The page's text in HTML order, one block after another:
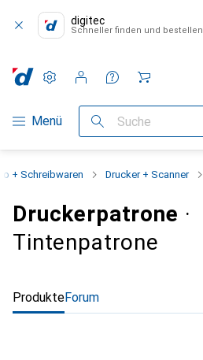
digitec
Schneller finden und bestellen
Navigation nach Kategorien
Menü Suche
Einstellungen
Kundenkonto
Vergleichslisten
Merklisten
Warenkorb
+ Schreibwaren Drucker + Scanner
Druckerpatrone ·
Tintenpatrone
ProdukteForum